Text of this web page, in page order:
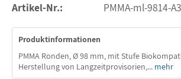
Artikel-Nr.: PMMA-ml-9814-A3
Produktinformationen
PMMA Ronden, Ø 98 mm, mit Stufe
Herstellung von Langzeitprovisorien,... mehr